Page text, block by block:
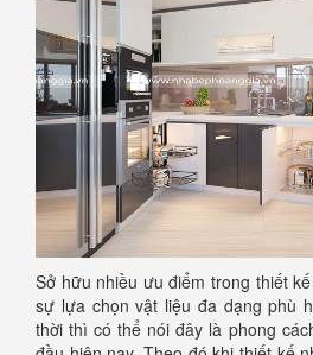
Sở hữu nhiều ưu điểm trong thiết
sự lựa chọn vật liệu đa dạng phù
thời thì có thể nói đây là phong